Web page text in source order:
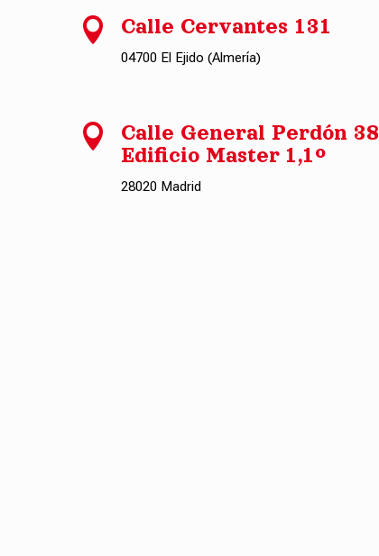
 Calle Cervantes 131
04700 El Ejido (Almería)

Calle General Perdón 38
Edificio Master 1,1º
28020 Madrid